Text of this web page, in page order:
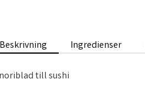
Beskrivning Ingredienser
till sushi